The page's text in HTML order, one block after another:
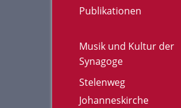
Publikationen
Musik und Kultur der
Synagoge
Stelenweg
Johanneskirche